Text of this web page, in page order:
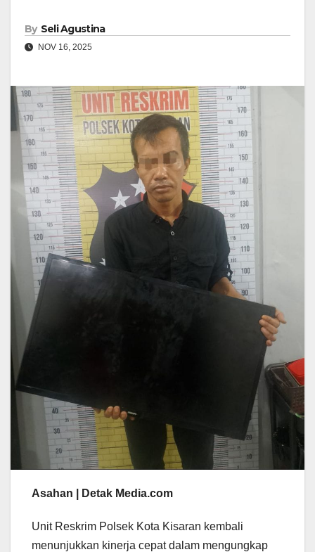
By Seli Agustina
NOV 16, 2025
Asahan | Detak Media.com
Unit Reskrim Polsek Kota Kisaran kembali
menunjukkan kinerja cepat dalam mengungkap